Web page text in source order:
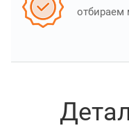
отбираем